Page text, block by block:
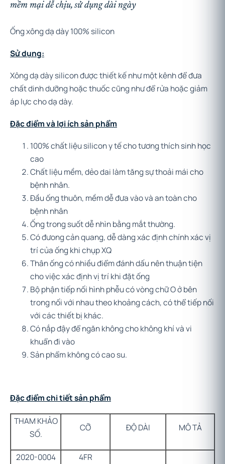
mềm mại dễ chịu, sử dụng dài ngày
Ống xông dạ dày 100% silicon
Sử dụng:
Xông dạ dày silicon được thiết kế như một kênh để đưa
chất dinh dưỡng hoặc thuốc cũng như để rửa hoặc giảm
áp lực cho dạ dày.
Đặc điểm và lợi ích sản phẩm
100% chất liệu silicon y tế cho tương thích sinh học
cao
Chất liệu mềm, dẻo dai làm tăng sự thoải mái cho
bệnh nhân.
Đầu ống thuôn, mềm dễ đưa vào và an toàn cho
bệnh nhân
Ống trong suốt dễ nhìn bằng mắt thường.
Có đưong cản quang, dễ dàng xác định chính xác vị
trí của ống khi chụp XQ
Thân ống có nhiều điểm đánh dấu nên thuận tiện
cho việc xác định vị trí khi đặt ống
Bộ phận tiếp nối hình phễu có vòng chữ O ở bên
trong nối với nhau theo khoảng cách, có thể tiếp nối
với các thiết bị khác.
Có nắp đậy để ngăn không cho không khí và vi
khuẩn đi vào
Sản phẩm không có cao su.
Đặc điểm chi tiết sản phẩm
THAM KHẢO
SỐ.
CỠ ĐỘ DÀI MÔ TẢ
2020-0004 4FR